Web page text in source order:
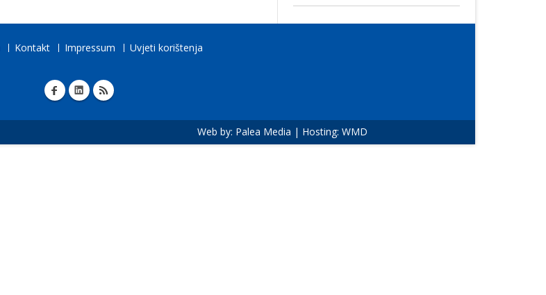
Kontakt Impressum Uvjeti korištenja
Web by: Palea Media | Hosting: WMD